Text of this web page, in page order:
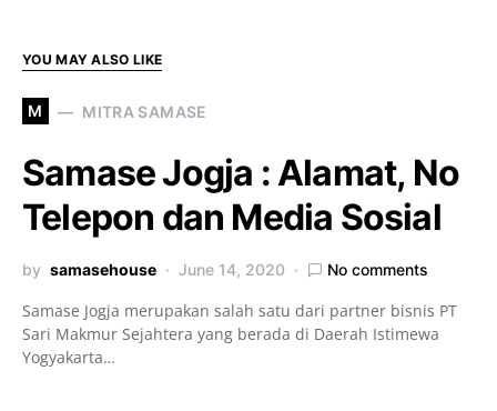
YOU MAY ALSO LIKE
M MITRA SAMASE
Samase Jogja : Alamat, No
Telepon dan Media Sosial
by samasehouse June 14, 2020 No comments
Samase Jogja merupakan salah satu dari partner bisnis PT
Sari Makmur Sejahtera yang berada di Daerah Istimewa
Yogyakarta…